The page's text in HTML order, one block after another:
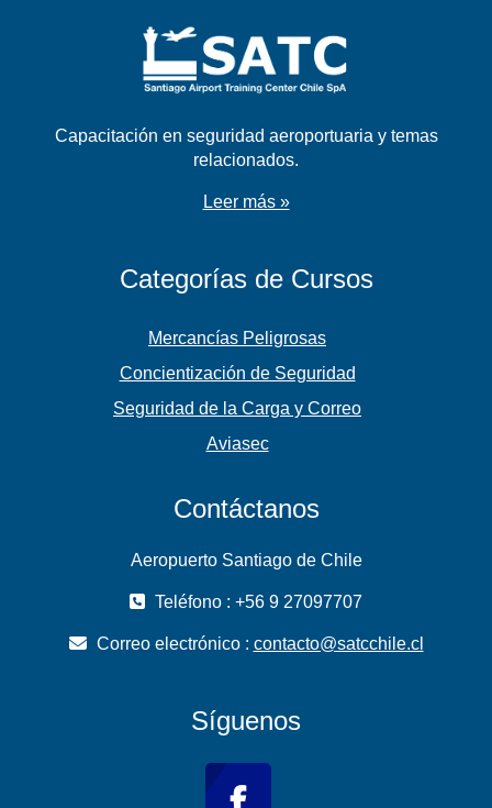
Capacitación en seguridad aeroportuaria y temas
relacionados.
Leer más »
Categorías de Cursos
Mercancías Peligrosas
Concientización de Seguridad
Seguridad de la Carga y Correo
Aviasec
Contáctanos
Aeropuerto Santiago de Chile
Teléfono : +56 9 27097707
Correo electrónico : contacto@satcchile.cl
Síguenos